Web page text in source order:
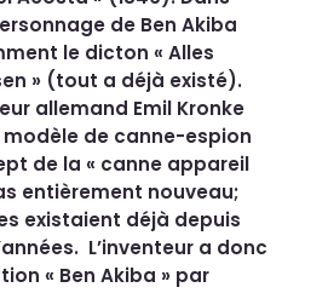
de Ben Akiba
le dicton « Alles
» (tout a déjà existé).
allemand Emil Kronke
de canne-espion
de la « canne appareil
entièrement nouveau;
existaient déjà depuis
L’inventeur a donc
« Ben Akiba » par